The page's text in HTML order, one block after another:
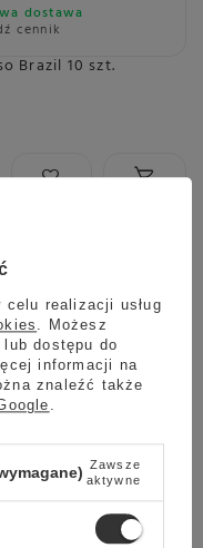
dostawa
cennik
Brazil 10 szt.
dostawa
cennik
Coconut 10 szt.
jeszcze dzisiaj
w magazynie
realizacji usług
. Możesz
dostępu do
informacji na
znaleźć także
Zawsze
aktywne